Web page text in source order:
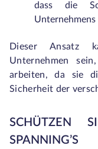
dass die
Unternehmens
Dieser Ansatz
Unternehmen
arbeiten, da sie
Sicherheit der
SCHÜTZEN
SPANNING’S